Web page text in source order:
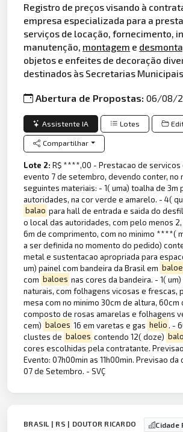
Registro de preços visando à
empresa especializada para a
serviços de locação, fornecimento,
manutenção, montagem e
objetos e enfeites de decoração
destinados às Secretarias
Abertura de Propostas:06/08/
Assistente IA Lotes
Compartilhar
Lote 2:R$ ****,00 - Prestacao de servicos
evento 7 de setembro, devendo conter, no
seguintes materiais: - 1( uma) toalha de 3m
autoridades, na cor verde e amarelo. - 4(
balao para hall de entrada e saida do
o local das autoridades, com pelo menos 2,
6m de comprimento, com no minimo ****(
a ser definida no momento do pedido)
metal e sustentacao apropriada para
um) painel com bandeira da Brasil em
com baloes nas cores da bandeira. - 1(
naturais, com folhagens vicosas e frescas,
mesa com no minimo 30cm de altura,
composto de rosas amarelas e folhagens
cem) baloes 16 em varetas e gas helio. -
clustes de baloes contendo 12( doze)
cores escolhidas pela contratante.
Evento: 07h00min as 11h00min. Previsao
07 de Setembro. - SVÇ
BRASIL | RS | DOUTOR RICARDO Cidade